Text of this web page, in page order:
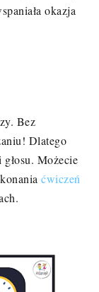
okazja
Bez
Dlatego
Możecie
ćwiczeń